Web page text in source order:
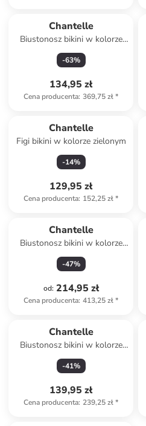
Chantelle
Biustonosz bikini w kolorze
żółtym
-63%
134,95 zł
Cena producenta: 369,75 zł*
Chantelle
Figi bikini w kolorze zielonym
-14%
129,95 zł
Cena producenta: 152,25 zł*
Chantelle
Biustonosz bikini w kolorze
khaki
-47%
od: 214,95 zł
Cena producenta: 413,25 zł*
Chantelle
Biustonosz bikini w kolorze
turkusowo-niebieskim
-41%
139,95 zł
Cena producenta: 239,25 zł*